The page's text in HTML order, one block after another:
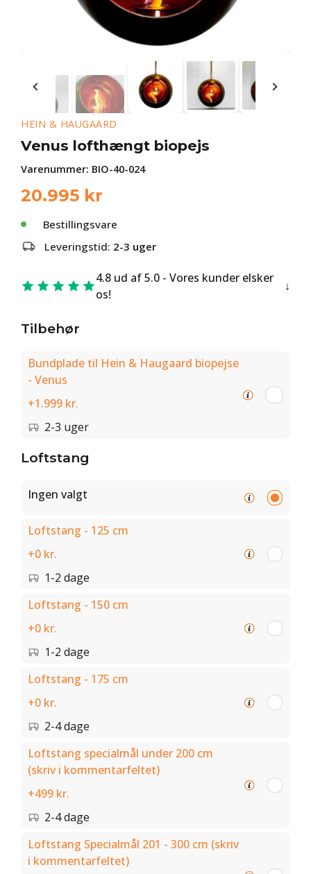
HEIN & HAUGAARD
Venus lofthængt biopejs
Varenummer: BIO-40-024
20.995 kr
Bestillingsvare
Leveringstid: 2-3 uger
4.8 ud af 5.0 - Vores kunder elsker
os!
Tilbehør
Bundplade til Hein & Haugaard biopejse
- Venus
+1.999 kr.
2-3 uger
Loftstang
Ingen valgt
Loftstang - 125 cm
+0 kr.
1-2 dage
Loftstang - 150 cm
+0 kr.
1-2 dage
Loftstang - 175 cm
+0 kr.
2-4 dage
Loftstang specialmål under 200 cm
(skriv i kommentarfeltet)
+499 kr.
2-4 dage
Loftstang Specialmål 201 - 300 cm (skriv
i kommentarfeltet)